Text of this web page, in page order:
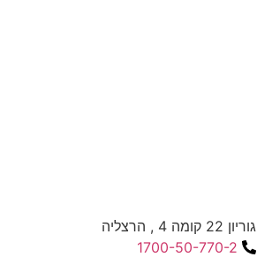
קומה 4 , הרצליה
1700-50-770-2